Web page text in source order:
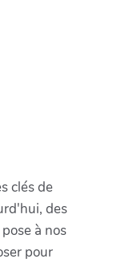
clés de
des
à nos
pour